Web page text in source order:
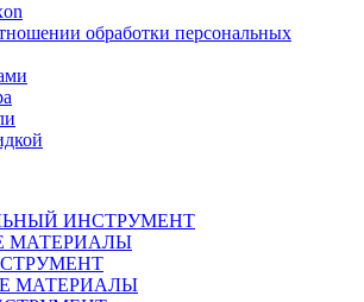
обработки персональных
ИНСТРУМЕНТ
МАТЕРИАЛЫ
МАТЕРИАЛЫ